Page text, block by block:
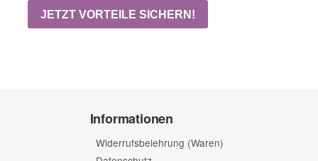
Informationen
Widerrufsbelehrung (Waren)